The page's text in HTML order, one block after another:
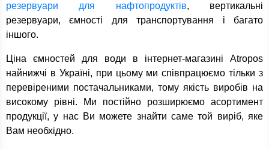
резервуари для нафтопродуктів, вертикальні
резервуари, ємності для транспортування і багато
іншого.
Ціна ємностей для води в інтернет-магазині Atropos
найнижчі в Україні, при цьому ми співпрацюємо тільки з
перевіреними постачальниками, тому якість виробів на
високому рівні. Ми постійно розширюємо асортимент
продукції, у нас Ви можете знайти саме той виріб, яке
Вам необхідно.